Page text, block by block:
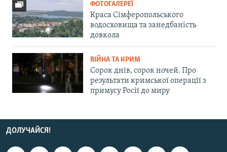
ФОТОГАЛЕРЕЇ
Краса Сімферопольського
водосховища та занедбаність
довкола
ВІЙНА ТА КРИМ
Сорок днів, сорок ночей. Про
результати кримської операції з
примусу Росії до миру
ДОЛУЧАЙСЯ!